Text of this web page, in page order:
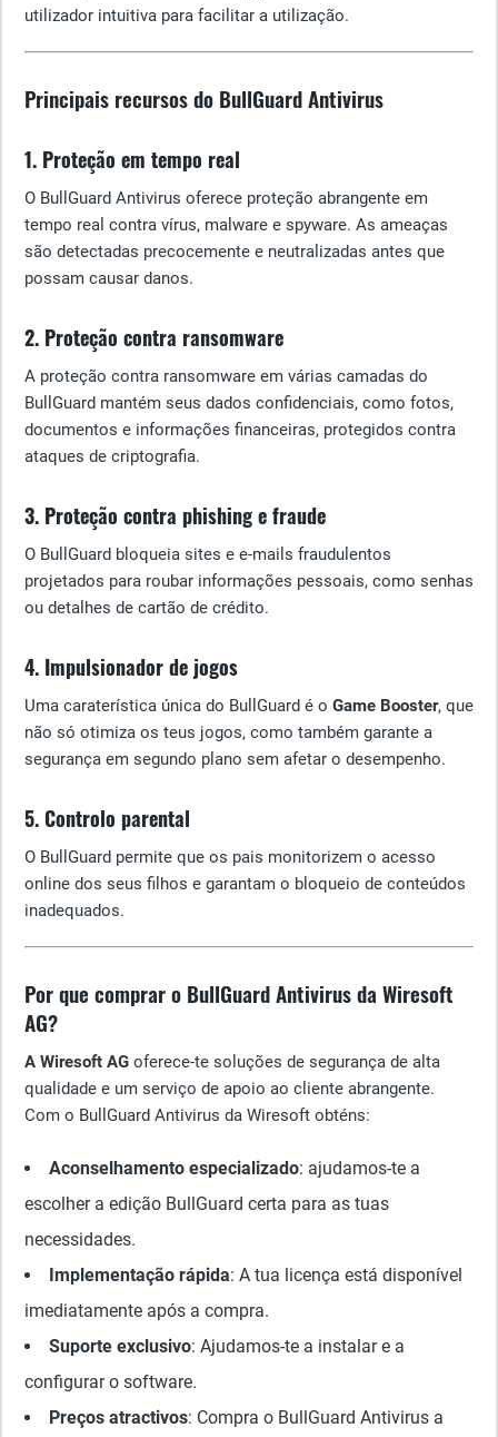
utilizador intuitiva para facilitar a utilização.
Principais recursos do BullGuard Antivirus
1. Proteção em tempo real
O BullGuard Antivirus oferece proteção abrangente em
tempo real contra vírus, malware e spyware. As ameaças
são detectadas precocemente e neutralizadas antes que
possam causar danos.
2. Proteção contra ransomware
A proteção contra ransomware em várias camadas do
BullGuard mantém seus dados confidenciais, como fotos,
documentos e informações financeiras, protegidos contra
ataques de criptografia.
3. Proteção contra phishing e fraude
O BullGuard bloqueia sites e e-mails fraudulentos
projetados para roubar informações pessoais, como senhas
ou detalhes de cartão de crédito.
4. Impulsionador de jogos
Uma caraterística única do BullGuard é o Game Booster, que
não só otimiza os teus jogos, como também garante a
segurança em segundo plano sem afetar o desempenho.
5. Controlo parental
O BullGuard permite que os pais monitorizem o acesso
online dos seus filhos e garantam o bloqueio de conteúdos
inadequados.
Por que comprar o BullGuard Antivirus da Wiresoft
AG?
A Wiresoft AG oferece-te soluções de segurança de alta
qualidade e um serviço de apoio ao cliente abrangente.
Com o BullGuard Antivirus da Wiresoft obténs:
Aconselhamento especializado: ajudamos-te a
escolher a edição BullGuard certa para as tuas
necessidades.
Implementação rápida: A tua licença está disponível
imediatamente após a compra.
Suporte exclusivo: Ajudamos-te a instalar e a
configurar o software.
Preços atractivos: Compra o BullGuard Antivirus a